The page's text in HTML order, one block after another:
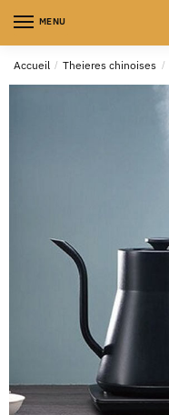
MENU
Accueil / Theieres chinoises /